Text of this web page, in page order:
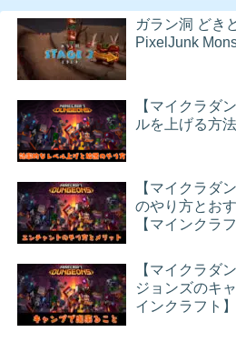
ガラン洞 どき
PixelJunk
【マイクラダ
ルを上げる方
【マイクラダ
のやり方とお
【マインクラフ
【マイクラダ
ジョンズのキ
インクラフト】